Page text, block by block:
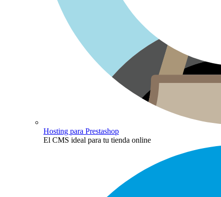
Hosting para Prestashop
El CMS ideal para tu tienda online